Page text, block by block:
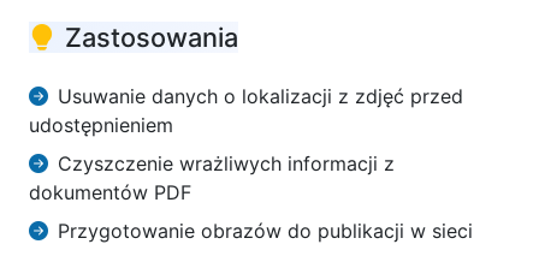
Zastosowania
Usuwanie danych o lokalizacji z zdjęć przed
udostępnieniem
Czyszczenie wrażliwych informacji z
dokumentów PDF
Przygotowanie obrazów do publikacji w sieci